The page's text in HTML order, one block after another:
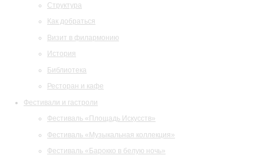
Структура
Как добраться
Визит в филармонию
История
Библиотека
Ресторан и кафе
Фестивали и гастроли
Фестиваль «Площадь Искусств»
Фестиваль «Музыкальная коллекция»
Фестиваль «Барокко в белую ночь»